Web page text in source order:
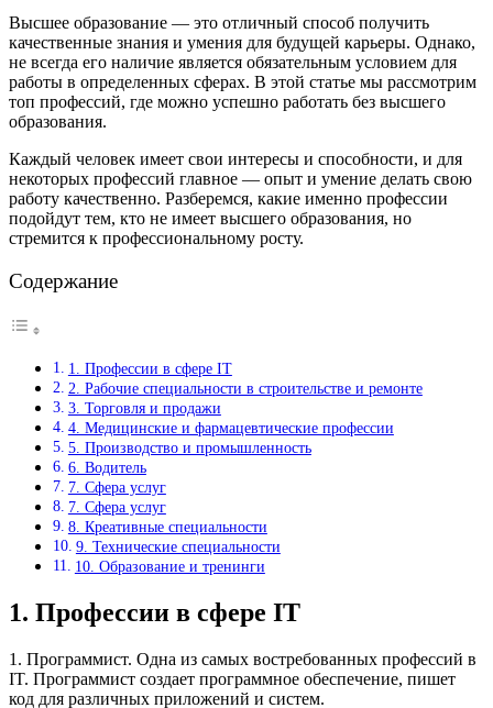
Высшее образование — это отличный способ получить
качественные знания и умения для будущей карьеры. Однако,
не всегда его наличие является обязательным условием для
работы в определенных сферах. В этой статье мы рассмотрим
топ профессий, где можно успешно работать без высшего
образования.
Каждый человек имеет свои интересы и способности, и для
некоторых профессий главное — опыт и умение делать свою
работу качественно. Разберемся, какие именно профессии
подойдут тем, кто не имеет высшего образования, но
стремится к профессиональному росту.
Содержание
1. Профессии в сфере IT
2. Рабочие специальности в строительстве и ремонте
3. Торговля и продажи
4. Медицинские и фармацевтические профессии
5. Производство и промышленность
6. Водитель
7. Сфера услуг
7. Сфера услуг
8. Креативные специальности
9. Технические специальности
10. Образование и тренинги
1. Профессии в сфере IT
1. Программист. Одна из самых востребованных профессий в
IT. Программист создает программное обеспечение, пишет
код для различных приложений и систем.